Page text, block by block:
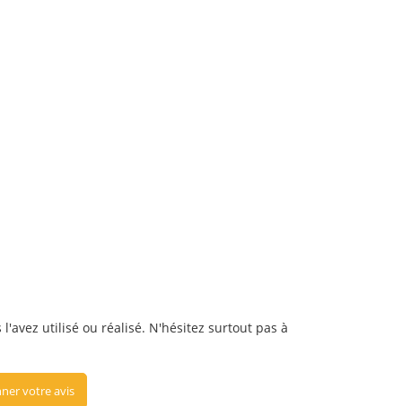
utilisé ou réalisé. N'hésitez surtout pas à
votre avis